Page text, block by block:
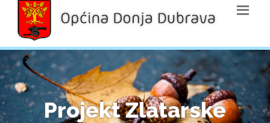
Projekt Zlatarske